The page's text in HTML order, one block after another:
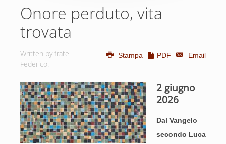
Onore perduto, vita
trovata
Written by fratel
Federico.
Stampa PDF Email
2 giugno
2026
Dal Vangelo
secondo Luca